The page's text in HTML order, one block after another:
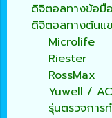
ดิจิตอลทางข้อมือ
ดิจิตอลทางต้นแ
Microlife
Riester
RossMax
Yuwell /
รุ่นตรวจการ